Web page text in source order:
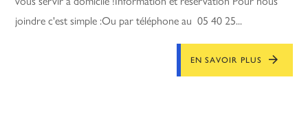
joindre c'est simple :Ou par téléphone au 05 40 25...
EN SAVOIR PLUS